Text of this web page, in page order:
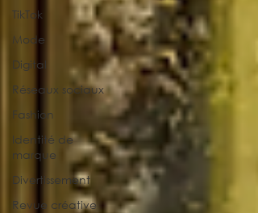
TikTok
Mode
Digital
Réseaux sociaux
Fashion
Identité de
marque
Divertissement
Revue créative